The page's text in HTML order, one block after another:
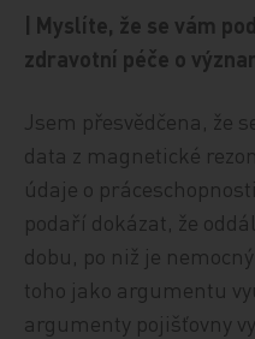
| Myslíte, že se vám
zdravotní péče o
Jsem přesvědčena, že
data z magnetické
údaje o
podaří dokázat, že
dobu, po niž je
toho jako argumentu
argumenty pojišťovny